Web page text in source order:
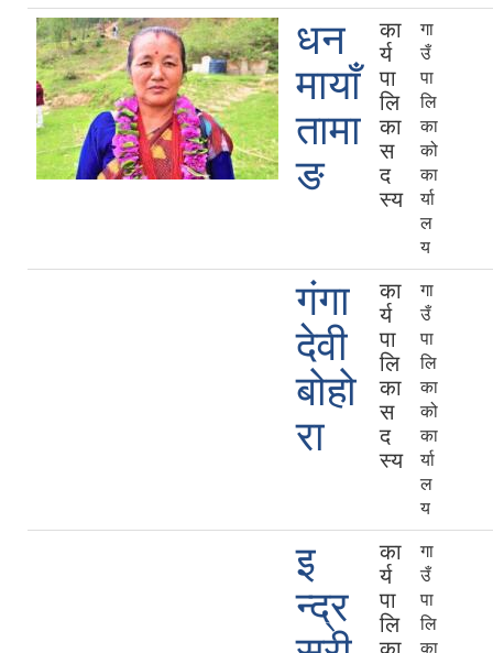
धन
मायाँ
तामा
ङ
का
र्य
पा
लि
का
स
द
स्य
गा
उँ
पा
लि
का
को
का
र्या
ल
य
गंगा
देवी
बोहो
रा
का
र्य
पा
लि
का
स
द
स्य
गा
उँ
पा
लि
का
को
का
र्या
ल
य
इ
न्द्र
का
र्य
पा
लि
गा
उँ
पा
लि
का